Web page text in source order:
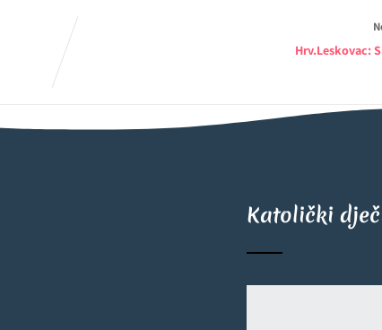
Hrv.Leskovac:
Katolički